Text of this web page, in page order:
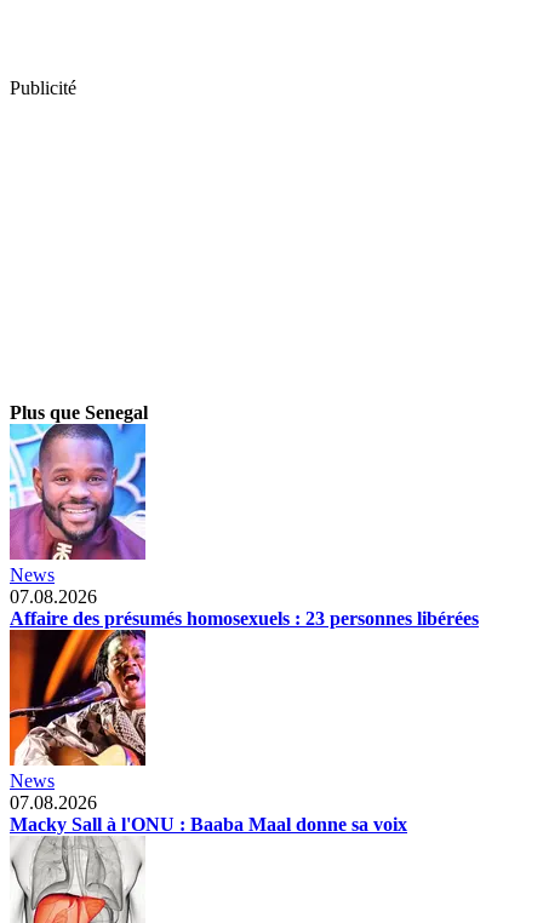
Publicité
Plus que Senegal
News
07.08.2026
Affaire des présumés homosexuels : 23 personnes libérées
News
07.08.2026
Macky Sall à l'ONU : Baaba Maal donne sa voix